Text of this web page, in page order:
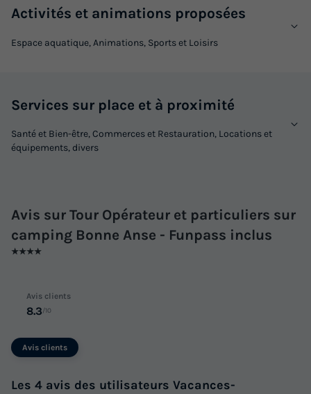
Activités et animations proposées
Espace aquatique, Animations, Sports et Loisirs
Services sur place et à proximité
Santé et Bien-être, Commerces et Restauration, Locations et
équipements, divers
Avis sur Tour Opérateur et particuliers sur
camping Bonne Anse - Funpass inclus
★★★★
Avis clients
8.3/10
Avis clients
Les 4 avis des utilisateurs Vacances-